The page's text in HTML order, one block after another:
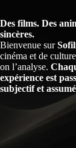
Des films. Des
sincères.
Bienvenue sur
cinéma et de
on l’analyse.
expérience est
subjectif et